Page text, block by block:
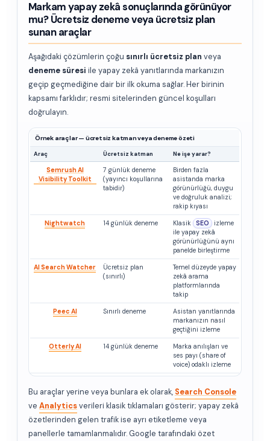
Markam yapay zekâ sonuçlarında görünüyor
mu? Ücretsiz deneme veya ücretsiz plan
sunan araçlar
Aşağıdaki çözümlerin çoğu sınırlı ücretsiz plan veya
deneme süresi ile yapay zekâ yanıtlarında markanızın
geçip geçmediğine dair bir ilk okuma sağlar. Her birinin
kapsamı farklıdır; resmi sitelerinden güncel koşulları
doğrulayın.
Örnek araçlar — ücretsiz katman veya deneme özeti
Araç Ücretsiz katman Ne işe yarar?
Semrush AI
Visibility Toolkit
7 günlük deneme
(yayıncı koşullarına
tabidir)
Birden fazla
asistanda marka
görünürlüğü, duygu
ve doğruluk analizi;
rakip kıyası
Nightwatch 14 günlük deneme Klasik SEO
izleme
ile yapay zekâ
görünürlüğünü aynı
panelde birleştirme
AI Search Watcher
Ücretsiz plan
(sınırlı)
Temel düzeyde yapay
zekâ arama
platformlarında
takip
Peec AI Sınırlı deneme
Asistan yanıtlarında
markanızın nasıl
geçtiğini izleme
Otterly AI 14 günlük deneme
Marka anılışları ve
ses payı (share of
voice) odaklı izleme
Bu araçlar yerine veya bunlara ek olarak, Search Console
ve Analyticsverileri klasik tıklamaları gösterir; yapay zekâ
özetlerinden gelen trafik ise ayrı etiketleme veya
panellerle tamamlanmalıdır. Google tarafındaki özet